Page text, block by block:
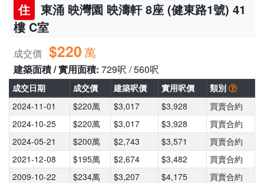
住
東涌 映灣園 映濤軒 8座 (健東路1號) 41
樓 C室
成交價 $220萬
建築面積 / 實用面積: 729呎 / 560呎
成交日期 成交價 建築呎價 實用呎價
類別
2024-11-01
$220萬 $3,017 $3,928
買賣合約
2024-10-25
$220萬 $3,017 $3,928
買賣合約
2024-05-21
$200萬 $2,743 $3,571
買賣合約
2021-12-08
$195萬 $2,674 $3,482
買賣合約
2009-10-22
$234萬 $3,207 $4,175
買賣合約